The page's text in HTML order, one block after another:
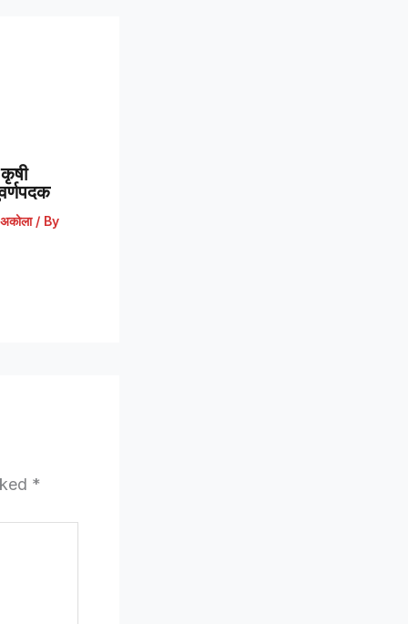
अकोला/ By
*